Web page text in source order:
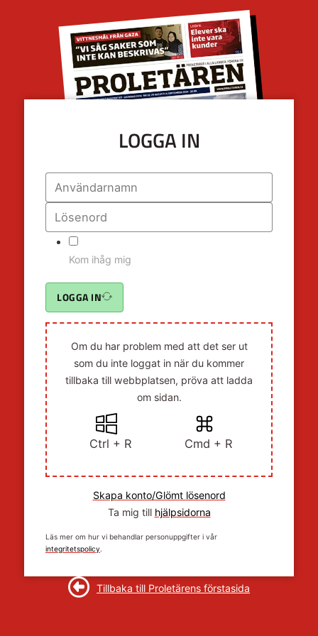
LOGGA IN
Kom ihåg mig
LOGGA IN
Om du har problem med att det ser ut
som du inte loggat in när du kommer
tillbaka till webbplatsen, pröva att ladda
om sidan.
Ctrl + R Cmd + R
Skapa konto/Glömt lösenord
Ta mig till hjälpsidorna
Läs mer om hur vi behandlar personuppgifter i vår
integritetspolicy.
Tillbaka till Proletärens förstasida